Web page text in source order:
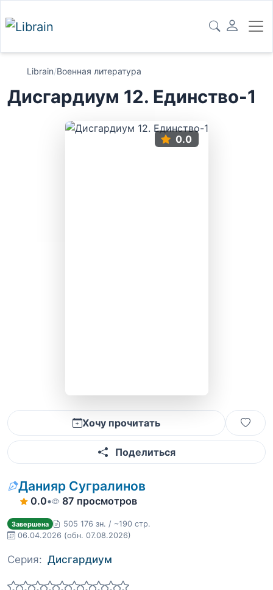
Librain/Военная литература
Дисгардиум 12. Единство-1
0.0
Хочу прочитать
Поделиться
Данияр Сугралинов
0.0• 87 просмотров
Завершена
505 176 зн. / ~190 стр.
06.04.2026 (обн. 07.08.2026)
Серия: Дисгардиум